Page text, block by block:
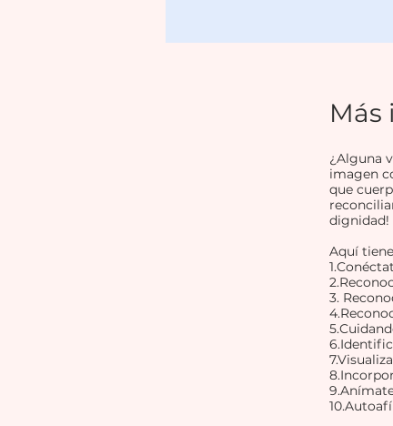
¿Alguna
imagen
que
dignidad!
Aquí
3.